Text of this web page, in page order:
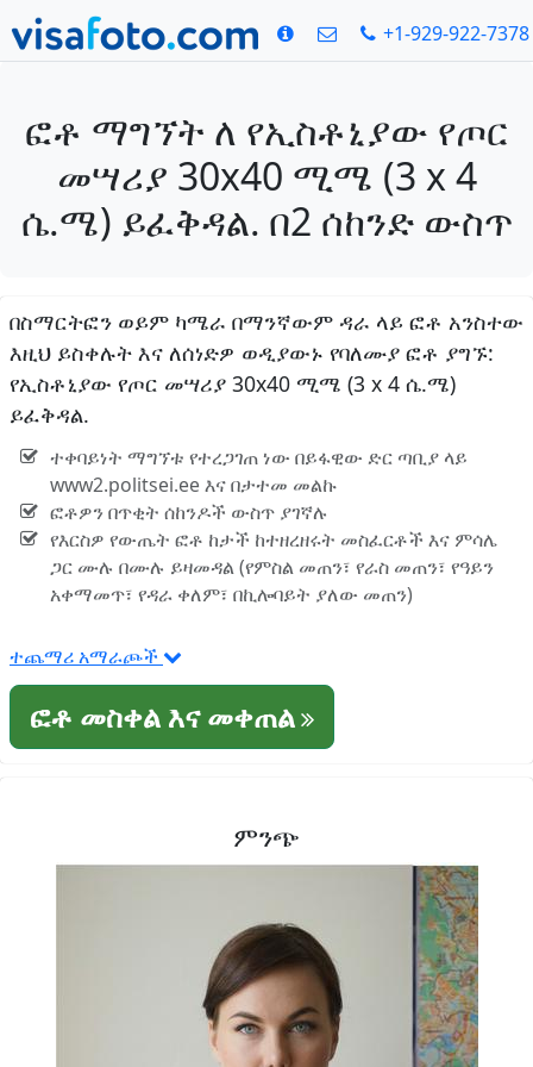
+1-929-922-7378
ፎቶ ማግኘት ለ የኢስቶኒያው የጦር
መሣሪያ 30x40 ሚሜ (3 x 4
ሴ.ሜ) ይፈቅዳል. በ2 ሰከንድ ውስጥ
በስማርትፎን ወይም ካሜራ በማንኛውም ዳራ ላይ ፎቶ አንስተው
እዚህ ይስቀሉት እና ለሰነድዎ ወዲያውኑ የባለሙያ ፎቶ ያግኙ:
የኢስቶኒያው የጦር መሣሪያ 30x40 ሚሜ (3 x 4 ሴ.ሜ)
ይፈቅዳል.
ተቀባይነት ማግኘቱ የተረጋገጠ ነው በይፋዊው ድር ጣቢያ ላይ
www2.politsei.ee እና በታተመ መልኩ
ፎቶዎን በጥቂት ሰከንዶች ውስጥ ያገኛሉ
የእርስዎ የውጤት ፎቶ ከታች ከተዘረዘሩት መስፈርቶች እና ምሳሌ
ጋር ሙሉ በሙሉ ይዛመዳል (የምስል መጠን፣ የራስ መጠን፣ የዓይን
አቀማመጥ፣ የዳራ ቀለም፣ በኪሎባይት ያለው መጠን)
ተጨማሪ አማራጮች
ፎቶ መስቀል እና መቀጠል
ምንጭ